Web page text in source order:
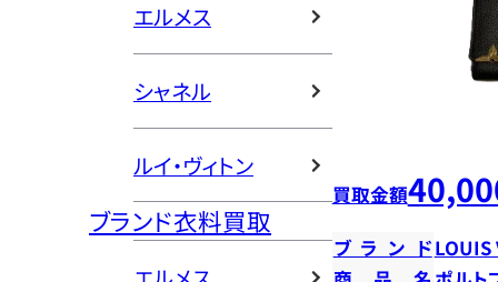
エルメス
シャネル
ルイ・ヴィトン
ブランド衣料買取
買取金額
ブランドLOUIS